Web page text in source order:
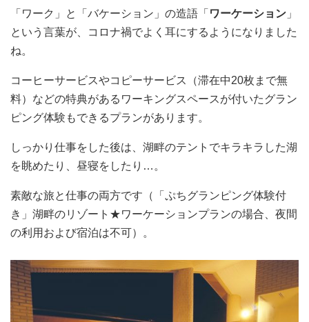
「ワーク」と「バケーション」の造語「 ワーケーション 」
という言葉が、コロナ禍でよく耳にするようになりました
ね。
コーヒーサービスやコピーサービス（滞在中20枚まで無
料）などの特典があるワーキングスペースが付いたグラン
ピング体験もできるプランがあります。
しっかり仕事をした後は、湖畔のテントでキラキラした湖
を眺めたり、昼寝をしたり…。
素敵な旅と仕事の両方です（「ぷちグランピング体験付
き」湖畔のリゾート★ワーケーションプランの場合、夜間
の利用および宿泊は不可）。